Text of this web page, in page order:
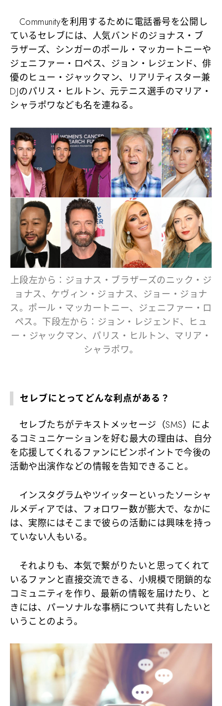
Communityを利用するために電話番号を公開し
ているセレブには、人気バンドのジョナス・ブ
ラザーズ、シンガーのポール・マッカートニーや
ジェニファー・ロペス、ジョン・レジェンド、俳
優のヒュー・ジャックマン、リアリティスター兼
DJのパリス・ヒルトン、元テニス選手のマリア・
シャラポワなども名を連ねる。
上段左から：ジョナス・ブラザーズのニック・ジ
ョナス、ケヴィン・ジョナス、ジョー・ジョナ
ス。ポール・マッカートニー、ジェニファー・ロ
ペス。下段左から：ジョン・レジェンド、ヒュ
ー・ジャックマン、パリス・ヒルトン、マリア・
シャラポワ。
セレブにとってどんな利点がある？
セレブたちがテキストメッセージ（SMS）によ
るコミュニケーションを好む最大の理由は、自分
を応援してくれるファンにピンポイントで今後の
活動や出演作などの情報を告知できること。
インスタグラムやツイッターといったソーシャ
ルメディアでは、フォロワー数が膨大で、なかに
は、実際にはそこまで彼らの活動には興味を持っ
ていない人もいる。
それよりも、本気で繋がりたいと思ってくれて
いるファンと直接交流できる、小規模で閉鎖的な
コミュニティを作り、最新の情報を届けたり、と
きには、パーソナルな事柄について共有したいと
いうことのよう。